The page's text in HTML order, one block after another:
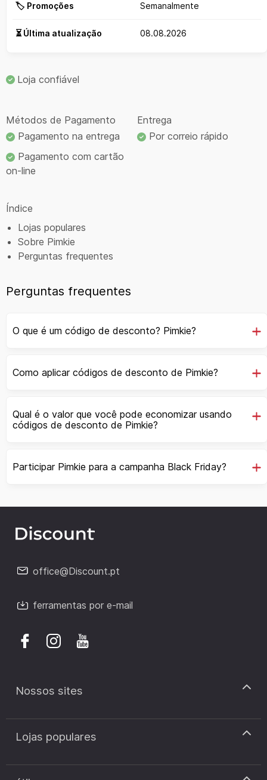
🏷️ Promoções Semanalmente
⏳ Última atualização 08.08.2026
Loja confiável
Métodos de Pagamento
Pagamento na entrega
Pagamento com cartão
on-line
Entrega
Por correio rápido
Índice
Lojas populares
Sobre Pimkie
Perguntas frequentes
Perguntas frequentes
O que é um código de desconto? Pimkie?
Como aplicar códigos de desconto de Pimkie?
Qual é o valor que você pode economizar usando
códigos de desconto de Pimkie?
Participar Pimkie para a campanha Black Friday?
office@Discount.pt
ferramentas por e-mail
Nossos sites
discount.pt
discount.sk
Lojas populares
Cupão de desconto Zooplus